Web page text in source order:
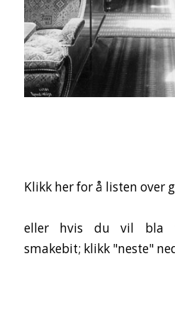
Klikk her for å listen over
eller hvis du vil bla
smakebit; klikk "neste"